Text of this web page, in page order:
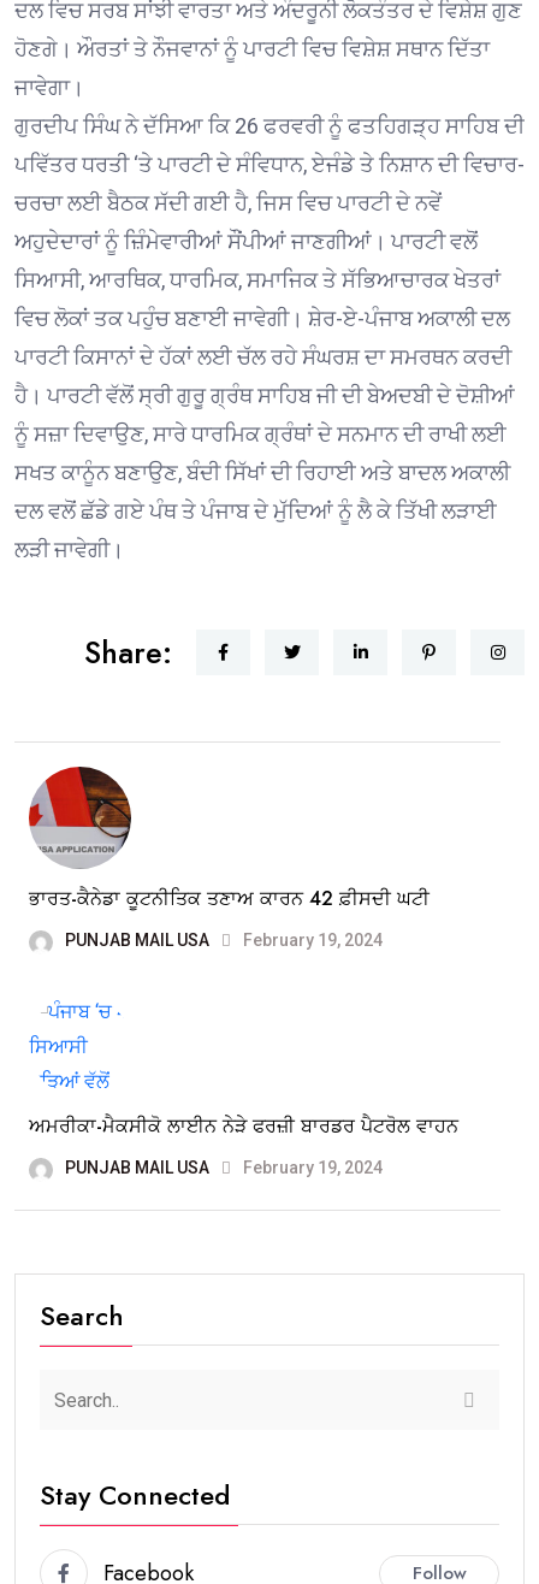
ਦਲ ਵਿਚ ਸਰਬ ਸਾਂਝੀ ਵਾਰਤਾ ਅਤੇ ਅੰਦਰੂਨੀ ਲੋਕਤੰਤਰ ਦੇ ਵਿਸ਼ੇਸ਼ ਗੁਣ
ਹੋਣਗੇ। ਔਰਤਾਂ ਤੇ ਨੌਜਵਾਨਾਂ ਨੂੰ ਪਾਰਟੀ ਵਿਚ ਵਿਸ਼ੇਸ਼ ਸਥਾਨ ਦਿੱਤਾ
ਜਾਵੇਗਾ।
ਗੁਰਦੀਪ ਸਿੰਘ ਨੇ ਦੱਸਿਆ ਕਿ 26 ਫਰਵਰੀ ਨੂੰ ਫਤਹਿਗੜ੍ਹ ਸਾਹਿਬ ਦੀ
ਪਵਿੱਤਰ ਧਰਤੀ ‘ਤੇ ਪਾਰਟੀ ਦੇ ਸੰਵਿਧਾਨ, ਏਜੰਡੇ ਤੇ ਨਿਸ਼ਾਨ ਦੀ ਵਿਚਾਰ-
ਚਰਚਾ ਲਈ ਬੈਠਕ ਸੱਦੀ ਗਈ ਹੈ, ਜਿਸ ਵਿਚ ਪਾਰਟੀ ਦੇ ਨਵੇਂ
ਅਹੁਦੇਦਾਰਾਂ ਨੂੰ ਜ਼ਿੰਮੇਵਾਰੀਆਂ ਸੌਂਪੀਆਂ ਜਾਣਗੀਆਂ। ਪਾਰਟੀ ਵਲੋਂ
ਸਿਆਸੀ, ਆਰਥਿਕ, ਧਾਰਮਿਕ, ਸਮਾਜਿਕ ਤੇ ਸੱਭਿਆਚਾਰਕ ਖੇਤਰਾਂ
ਵਿਚ ਲੋਕਾਂ ਤਕ ਪਹੁੰਚ ਬਣਾਈ ਜਾਵੇਗੀ। ਸ਼ੇਰ-ਏ-ਪੰਜਾਬ ਅਕਾਲੀ ਦਲ
ਪਾਰਟੀ ਕਿਸਾਨਾਂ ਦੇ ਹੱਕਾਂ ਲਈ ਚੱਲ ਰਹੇ ਸੰਘਰਸ਼ ਦਾ ਸਮਰਥਨ ਕਰਦੀ
ਹੈ। ਪਾਰਟੀ ਵੱਲੋਂ ਸ੍ਰੀ ਗੁਰੂ ਗ੍ਰੰਥ ਸਾਹਿਬ ਜੀ ਦੀ ਬੇਅਦਬੀ ਦੇ ਦੋਸ਼ੀਆਂ
ਨੂੰ ਸਜ਼ਾ ਦਿਵਾਉਣ, ਸਾਰੇ ਧਾਰਮਿਕ ਗ੍ਰੰਥਾਂ ਦੇ ਸਨਮਾਨ ਦੀ ਰਾਖੀ ਲਈ
ਸਖਤ ਕਾਨੂੰਨ ਬਣਾਉਣ, ਬੰਦੀ ਸਿੱਖਾਂ ਦੀ ਰਿਹਾਈ ਅਤੇ ਬਾਦਲ ਅਕਾਲੀ
ਦਲ ਵਲੋਂ ਛੱਡੇ ਗਏ ਪੰਥ ਤੇ ਪੰਜਾਬ ਦੇ ਮੁੱਦਿਆਂ ਨੂੰ ਲੈ ਕੇ ਤਿੱਖੀ ਲੜਾਈ
ਲੜੀ ਜਾਵੇਗੀ।
Share:
ਭਾਰਤ-ਕੈਨੇਡਾ ਕੂਟਨੀਤਿਕ ਤਣਾਅ ਕਾਰਨ 42 ਫ਼ੀਸਦੀ ਘਟੀ
PUNJAB MAIL USA February 19, 2024
ਅਮਰੀਕਾ-ਮੈਕਸੀਕੋ ਲਾਈਨ ਨੇੜੇ ਫਰਜ਼ੀ ਬਾਰਡਰ ਪੈਟਰੋਲ ਵਾਹਨ
PUNJAB MAIL USA February 19, 2024
Search
Stay Connected
Facebook Follow